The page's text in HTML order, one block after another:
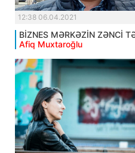
12:38 06.04.2021
BİZNES MƏRKƏZİN ZƏNCİ
Afiq Muxtaroğlu